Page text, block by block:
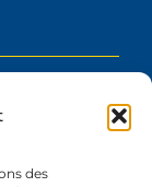
des